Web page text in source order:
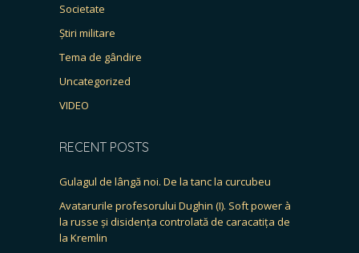
Societate
Știri militare
Tema de gândire
Uncategorized
VIDEO
RECENT POSTS
Gulagul de lângă noi. De la tanc la curcubeu
Avatarurile profesorului Dughin (I). Soft power à
la russe și disidența controlată de caracatița de
la Kremlin